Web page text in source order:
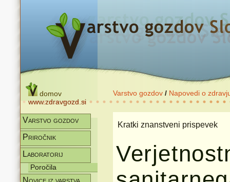
domov
www.zdravgozd.si
Varstvo gozdov / Napovedi o
Varstvo gozdov
Priročnik
Laboratorij
Poročila
Novice iz varstva
Kratki znanstveni prispevek